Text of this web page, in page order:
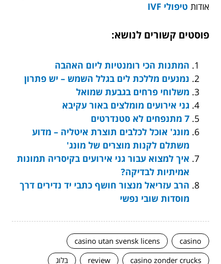
אודות טיפולי IVF
פוסטים קשורים לנושא:
המתנות הכי רומנטיות ליום האהבה
נמנעים מללכת לים בגלל השמש – יש פתרון
משלוחי פרחים בגבעת שמואל
גני אירועים מומלצים באור עקיבא
7 מתנפחים לא סטנדרטים
מונג' אוכל לכלבים תוצרת איטליה – מדוע
משתלם לקנות מוצרים של מונג'
איך למצוא עבור גני אירועים בקיסריה תמונות
אמיתיות לבדיקה?
הרב עזריאל מנצור חושף כתבי יד נדירים דרך
מוסדות שובי נפשי
casino
casino utan svensk licens
casino zonder crucks
review
בלוג